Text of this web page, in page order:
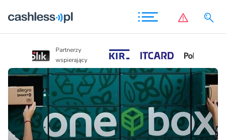
Partnerzy
wspierający